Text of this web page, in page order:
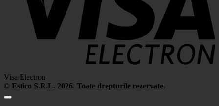
Visa Electron
© Estico S.R.L. 2026. Toate drepturile rezervate.